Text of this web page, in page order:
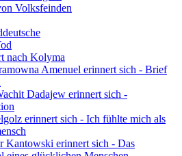
Volksfeinden
nach Kolyma
Amenuel erinnert sich - Brief
Dadajew erinnert sich -
erinnert sich - Ich fühlte mich als
Kantowski erinnert sich - Das